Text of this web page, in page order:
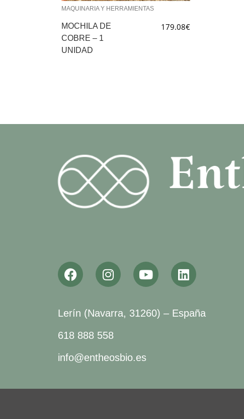
MAQUINARIA Y HERRAMIENTAS
MOCHILA DE
COBRE – 1
UNIDAD
179.08€
Lerín (Navarra, 31260) – España
618 888 558
info@entheosbio.es